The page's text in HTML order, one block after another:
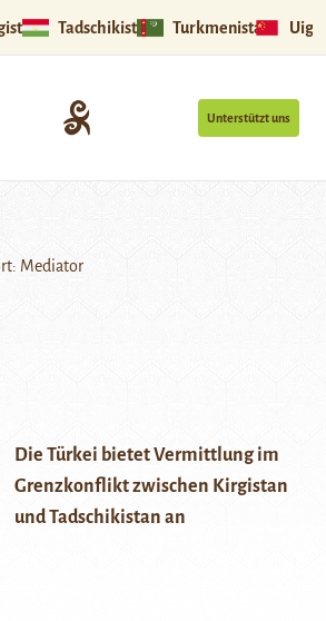
Tadschikistan Turkmenistan
Unterstützt uns
Mediator
Die Türkei bietet Vermittlung im
Grenzkonflikt zwischen Kirgistan
und Tadschikistan an